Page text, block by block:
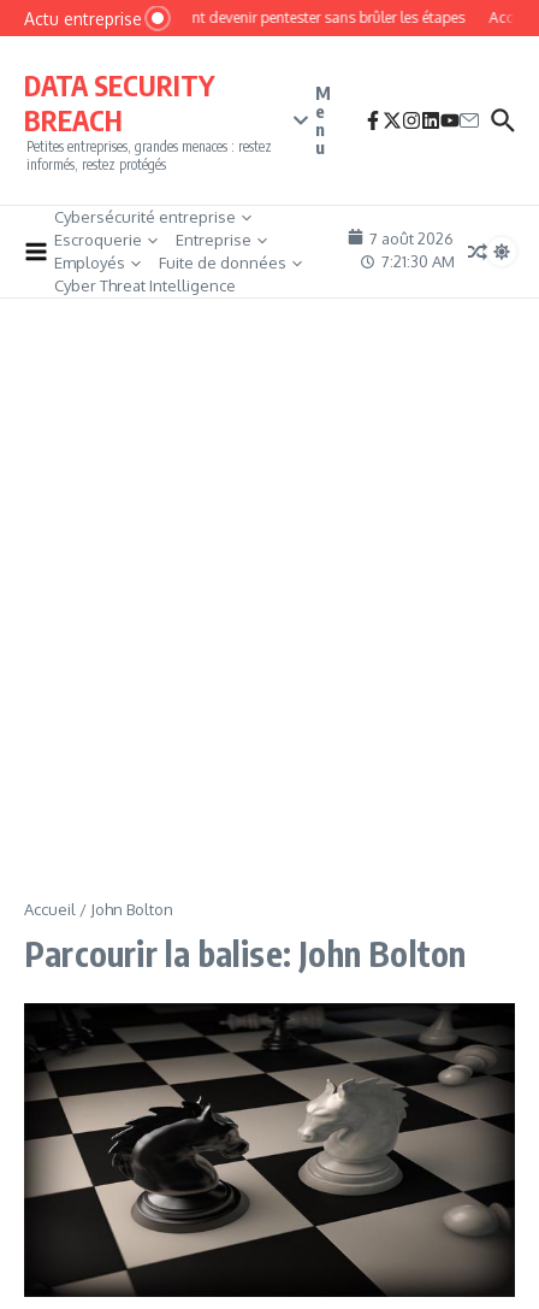
Aller au contenu
Actu entrepriseComment devenir pentester sans brûler les étapes Accès
DATA SECURITY
BREACH
Petites entreprises, grandes menaces : restez
informés, restez protégés
M
e
n
u
Cybersécurité entreprise
Escroquerie
Entreprise
Employés
Fuite de données
Cyber Threat Intelligence
7 août 2026
7:21:30 AM
Accueil / John Bolton
Parcourir la balise: John Bolton